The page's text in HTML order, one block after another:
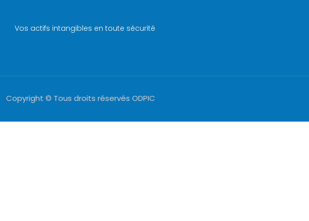
Vos actifs intangibles en toute sécurité
Copyright © Tous droits réservés ODPIC